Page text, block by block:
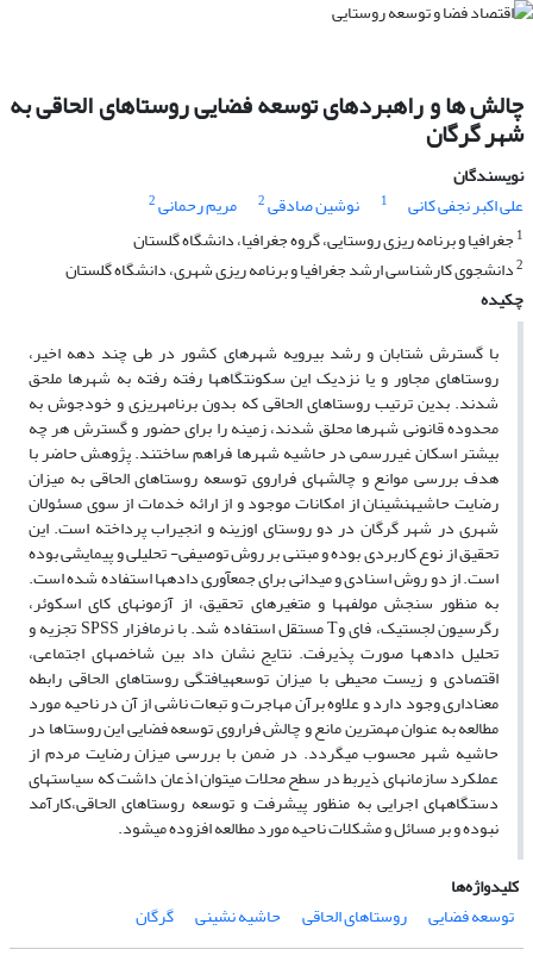
چالش ها و راهبردهای توسعه فضایی روستاهای الحاقی به
شهر گرگان
نویسندگان
علی اکبر نجفی کانی
1 نوشین صادقی2 مریم رحمانی2
1 جغرافیا و برنامه ریزی روستایی، گروه جغرافیا، دانشگاه گلستان
2دانشجوی کارشناسی ارشد جغرافیا و برنامه ریزی شهری، دانشگاه گلستان
چکیده
با گسترش شتابان و رشد بی­­رویه شهرهای کشور در طی چند دهه اخیر،
روستاهای مجاور و یا نزدیک این سکونتگاه­ها رفته رفته به شهرها ملحق
شدند. بدین ترتیب روستاهای الحاقی که بدون برنامه­ریزی و خودجوش به
محدوده قانونی شهرها محلق شدند، زمینه را برای حضور و گسترش هر چه
بیشتر اسکان غیررسمی در حاشیه شهرها فراهم ساختند. پژوهش حاضر با
هدف بررسی موانع و چالش­های فراروی توسعه روستاهای الحاقی به میزان
رضایت حاشیه­نشینان از امکانات موجود و از ارائه خدمات از سوی مسئولان
شهری در شهر گرگان در دو روستای اوزینه و انجیراب پرداخته است. این
تحقیق از نوع کاربردی بوده و مبتنی بر روش توصیفی- تحلیلی و پیمایشی بوده
است. از دو روش اسنادی و میدانی برای جمع­آوری داده­ها استفاده شده است.
به منظور سنجش مولفه­ها و متغیرهای تحقیق، از آزمون­های کای اسکوئر،
رگرسیون لجستیک، فای وT مستقل استفاده شد. با نرم­افزار SPSS تجزیه و
تحلیل داده­ها صورت پذیرفت. نتایج نشان داد بین شاخص­های اجتماعی،
اقتصادی و زیست محیطی با میزان توسعه­یافتگی روستاهای الحاقی رابطه
معناداری وجود دارد و علاوه برآن مهاجرت و تبعات ناشی از آن در ناحیه مورد
مطالعه به عنوان مهم­ترین مانع و چالش فراروی توسعه فضایی این روستاها در
حاشیه شهر محسوب می­گردد. در ضمن با بررسی میزان رضایت مردم از
عملکرد سازمان­های ذی­ربط در سطح محلات می­توان اذعان داشت که سیاست­های
دستگاه­های اجرایی به منظور پیشرفت و توسعه روستاهای الحاقی،کارآمد
نبوده و بر مسائل و مشکلات ناحیه مورد مطالعه افزوده می­شود.
کلیدواژه‌ها
توسعه فضایی
روستاهای الحاقی حاشیه نشینی گرگان